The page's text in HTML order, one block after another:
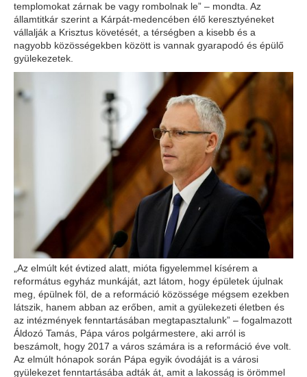
templomokat zárnak be vagy rombolnak le” – mondta. Az
államtitkár szerint a Kárpát-medencében élő keresztyéneket
vállalják a Krisztus követését, a térségben a kisebb és a
nagyobb közösségekben között is vannak gyarapodó és épülő
gyülekezetek.
„Az elmúlt két évtized alatt, mióta figyelemmel kísérem a
református egyház munkáját, azt látom, hogy épületek újulnak
meg, épülnek föl, de a reformáció közössége mégsem ezekben
látszik, hanem abban az erőben, amit a gyülekezeti életben és
az intézmények fenntartásában megtapasztalunk” – fogalmazott
Áldozó Tamás, Pápa város polgármestere, aki arról is
beszámolt, hogy 2017 a város számára is a reformáció éve volt.
Az elmúlt hónapok során Pápa egyik óvodáját is a városi
gyülekezet fenntartásába adták át, amit a lakosság is örömmel